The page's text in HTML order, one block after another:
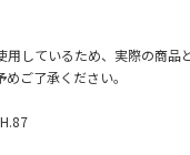
しているため、実際の商品
ご了承ください。